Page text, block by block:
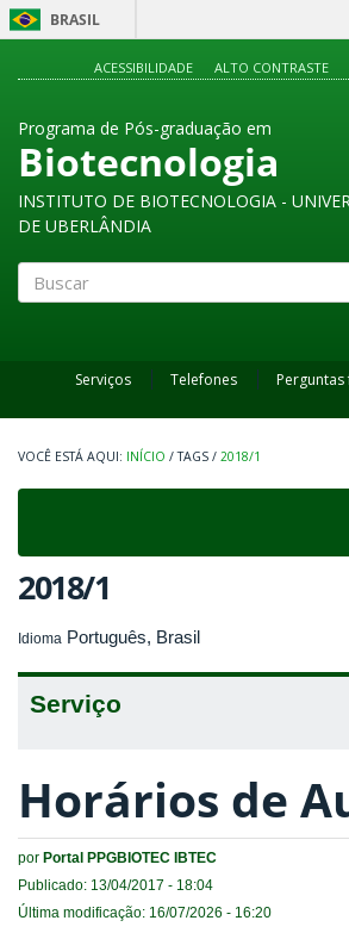
BRASIL
ACESSIBILIDADE ALTO CONTRASTE
Programa de Pós-graduação em
Biotecnologia
INSTITUTO DE BIOTECNOLOGIA -
DE UBERLÂNDIA
Serviços Telefones
INÍCIO / TAGS / 2018/1
2018/1
Idioma Português, Brasil
Serviço
Horários de
por Portal PPGBIOTEC IBTEC
Publicado: 13/04/2017 - 18:04
Última modificação: 16/07/2026 - 16:20